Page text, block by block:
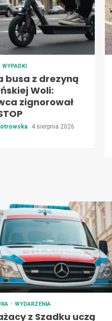
WYPADKI
busa z drezyną
Woli:
zignorował
4 sierpnia 2026
WYDARZENIA
z Szadku uczą